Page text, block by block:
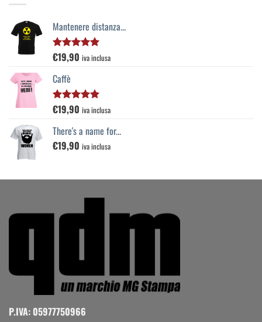
Mantenere distanza...
Valutato
5.00
€19,90 iva inclusa
Caffè
Valutato
5.00
€19,90 iva inclusa
There's a name for...
€19,90 iva inclusa
P.IVA: 05977750966